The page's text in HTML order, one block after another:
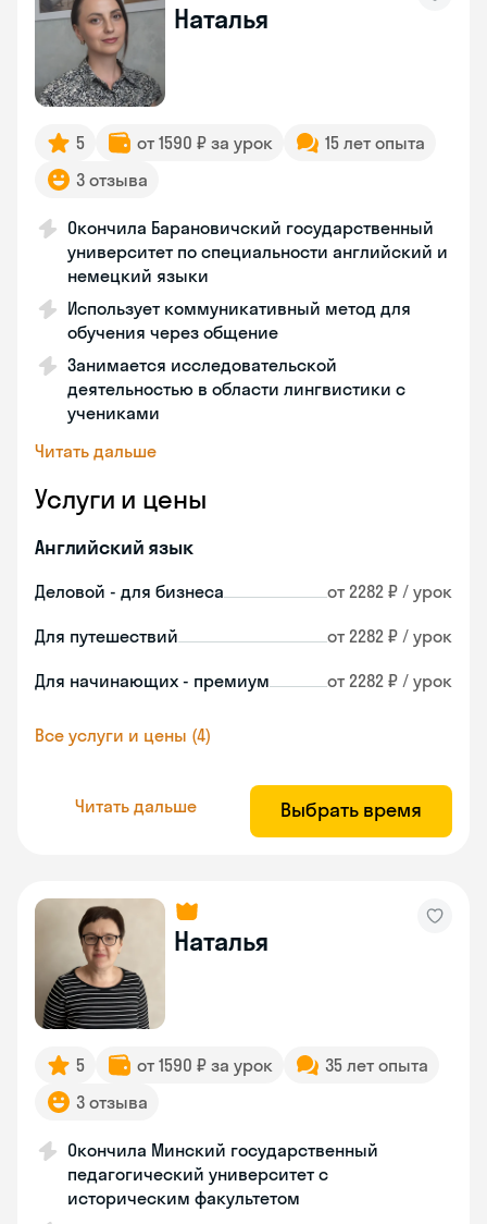
Наталья
5 от 1590 ₽ за урок
15 лет опыта
3 отзыва
Окончила Барановичский государственный
университет по специальности английский и
немецкий языки
Использует коммуникативный метод для
обучения через общение
Занимается исследовательской
деятельностью в области лингвистики с
учениками
Читать дальше
Услуги и цены
Английский язык
Деловой - для бизнеса от 2282 ₽ / урок
Для путешествий от 2282 ₽ / урок
Для начинающих - премиум от 2282 ₽ / урок
Все услуги и цены (4)
Читать дальше Выбрать время
Наталья
5 от 1590 ₽ за урок
35 лет опыта
3 отзыва
Окончила Минский государственный
педагогический университет с
историческим факультетом